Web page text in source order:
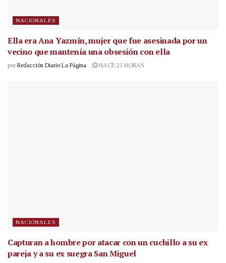
NACIONALES
Ella era Ana Yazmín, mujer que fue asesinada por un
vecino que mantenía una obsesión con ella
por Redacción Diario La Página HACE 21 HORAS
NACIONALES
Capturan a hombre por atacar con un cuchillo a su ex
pareja y a su ex suegra San Miguel